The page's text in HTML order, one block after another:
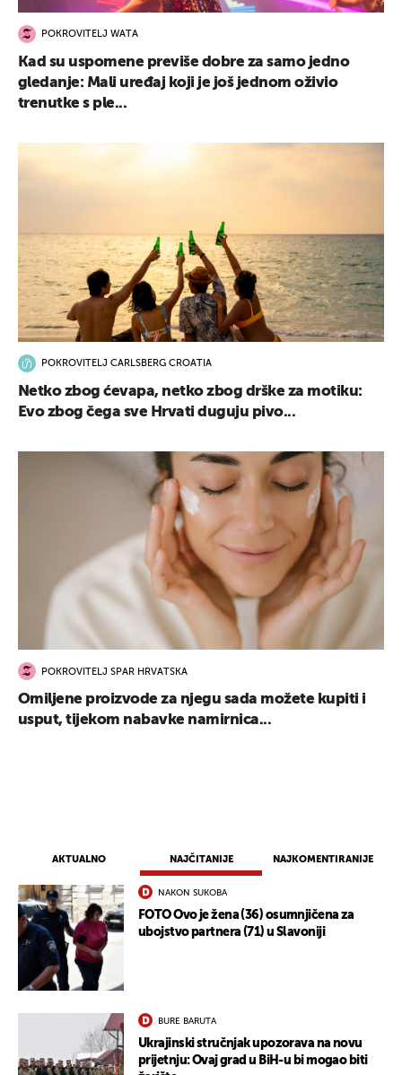
AKTUALNO NAJČITANIJE NAJKOMENTIRANIJE
NAKON SUKOBA
FOTO Ovo je žena (36) osumnjičena za
ubojstvo partnera (71) u Slavoniji
BURE BARUTA
Ukrajinski stručnjak upozorava na novu
prijetnju: Ovaj grad u BiH-u bi mogao biti
POKROVITELJ WATA
Kad su uspomene previše dobre za samo jedno
gledanje: Mali uređaj koji je još jednom oživio
trenutke s ple...
POKROVITELJ CARLSBERG CROATIA
Netko zbog ćevapa, netko zbog drške za motiku:
Evo zbog čega sve Hrvati duguju pivo...
POKROVITELJ SPAR HRVATSKA
Omiljene proizvode za njegu sada možete kupiti i
usput, tijekom nabavke namirnica...